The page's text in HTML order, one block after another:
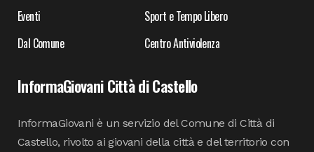
Eventi
Sport e Tempo Libero
Dal Comune
Centro Antiviolenza
InformaGiovani Città di Castello
InformaGiovani è un servizio del Comune di Città di
Castello, rivolto ai giovani della città e del territorio con